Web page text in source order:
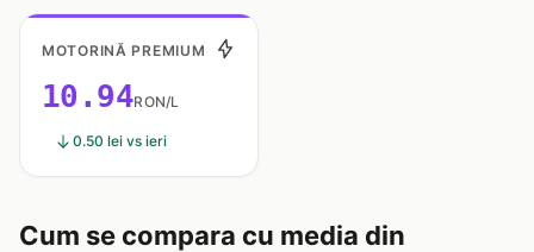
MOTORINĂ PREMIUM
10.94RON/L
0.50 lei vs ieri
Cum se compara cu media din